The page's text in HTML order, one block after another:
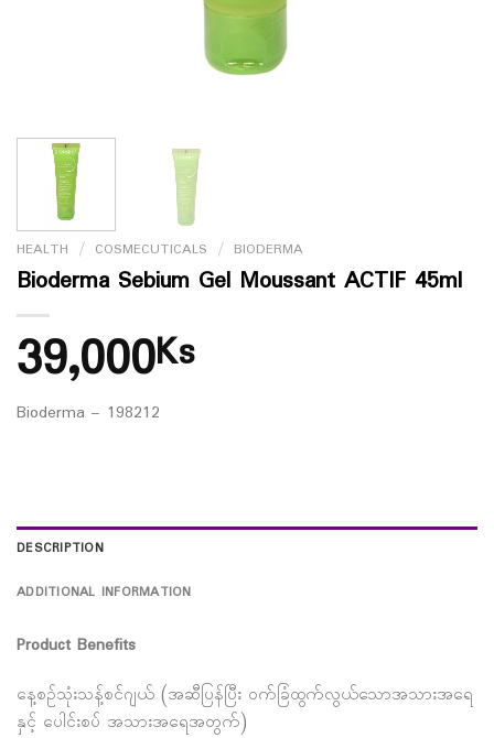
HEALTH / COSMECUTICALS / BIODERMA
Bioderma Sebium Gel Moussant ACTIF 45ml
39,000Ks
Bioderma – 198212
DESCRIPTION
ADDITIONAL INFORMATION
Product Benefits
နေ့စဉ်သုံးသန့်စင်ဂျယ် (အဆီပြန်ပြီး ၀က်ခြံထွက်လွယ်သောအသားအရေ
နှင့် ပေါင်းစပ် အသားအရေအတွက်)